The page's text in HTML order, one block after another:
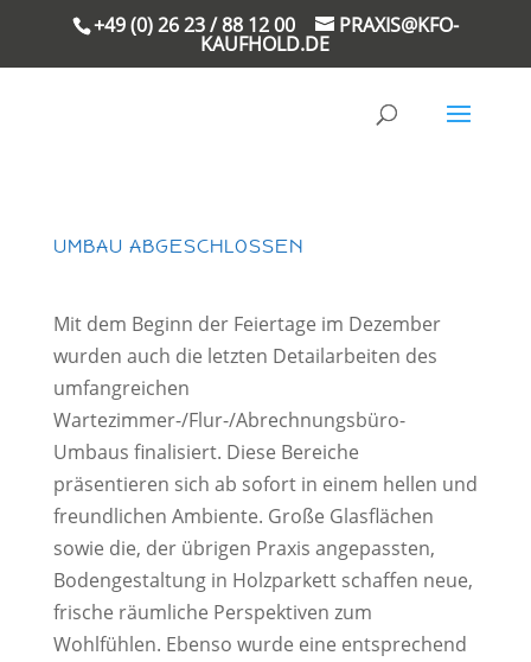
+49 (0) 26 23 / 88 12 00 PRAXIS@KFO-
KAUFHOLD.DE
UMBAU ABGESCHLOSSEN
Mit dem Beginn der Feiertage im Dezember
wurden auch die letzten Detailarbeiten des
umfangreichen
Wartezimmer-/Flur-/Abrechnungsbüro-
Umbaus finalisiert. Diese Bereiche
präsentieren sich ab sofort in einem hellen und
freundlichen Ambiente. Große Glasflächen
sowie die, der übrigen Praxis angepassten,
Bodengestaltung in Holzparkett schaffen neue,
frische räumliche Perspektiven zum
Wohlfühlen. Ebenso wurde eine entsprechend